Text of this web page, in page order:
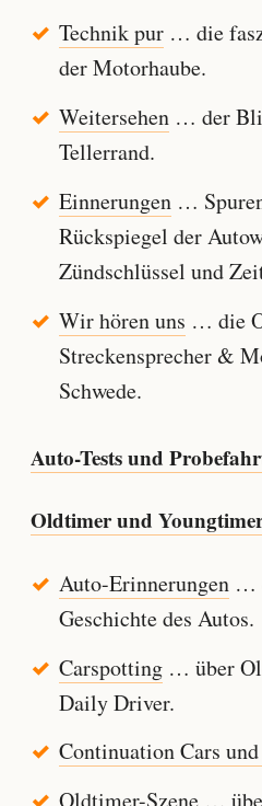
Technik pur… die
der Motorhaube.
Weitersehen… der
Tellerrand.
Einnerungen…
Rückspiegel der
Zündschlüssel und
Wir hören uns … die
Streckensprecher &
Schwede.
Auto-Tests und
Oldtimer und
Auto-Erinnerungen…
Geschichte des Autos.
Carspotting… über
Daily Driver.
Continuation Cars